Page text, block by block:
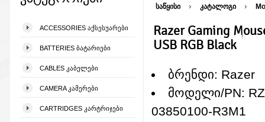
ACCESSORIES ᲐᲥᲡᲔᲡᲣᲐᲠᲔᲑᲘ
BATTERIES ᲑᲐᲢᲐᲠᲘᲔᲑᲘ
CABLES ᲙᲐᲑᲔᲚᲔᲑᲘ
CAMERA ᲙᲐᲛᲔᲠᲔᲑᲘ
CARTRIDGES ᲙᲐᲠᲢᲠᲘᲯᲔᲑᲘ
საწყისი კატალოგი
Razer Gaming
USB RGB Black
ბრენდი: Razer
მოდელი/PN:
03850100-R3M1